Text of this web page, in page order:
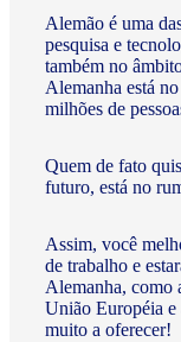
Alemão é uma
pesquisa e
também no
Alemanha está
milhões de
Quem de fato
futuro, está no
Assim, você
de trabalho e
Alemanha, como
União Européia e
muito a oferecer!​